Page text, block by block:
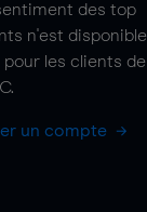
des top
n'est disponible
pour les clients de
un compte